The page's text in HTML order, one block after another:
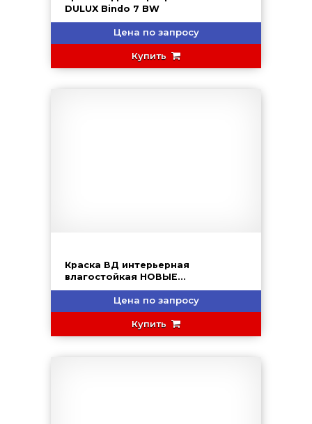
DULUX Bindo 7 BW
Цена по запросу
Купить
Краска ВД интерьерная
влагостойкая НОВЫЕ
ТЕХНОЛОГИИ (ВД-АК-2180)
Цена по запросу
Купить